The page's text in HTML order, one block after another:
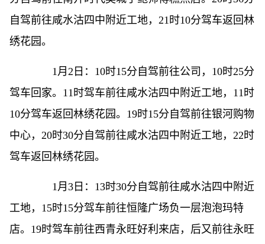
自驾前往咸水沽四中附近工地，21时10分驾车返回林
绣花园。
1月2日：10时15分自驾前往公司，10时25分
驾车回家。11时驾车前往咸水沽四中附近工地，11时
10分驾车返回林绣花园。19时15分自驾前往银河购物
中心，20时30分自驾前往咸水沽四中附近工地，22时
驾车返回林绣花园。
1月3日：13时30分自驾前往咸水沽四中附近
工地，15时15分驾车前往恒隆广场负一层泡泡玛特
店。19时驾车前往西青永旺好利来店，后又前往永旺